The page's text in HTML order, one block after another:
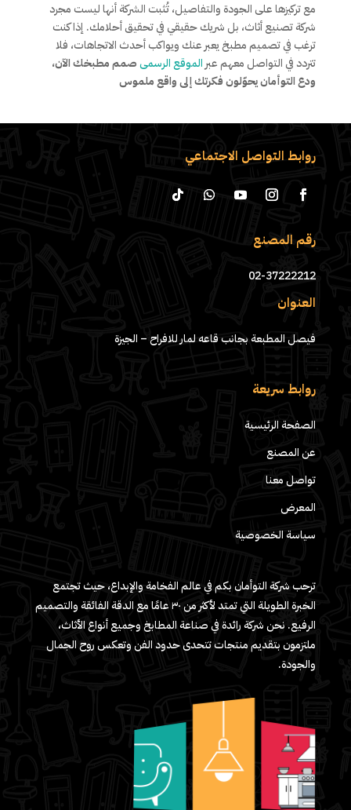
مع تركيزها على الجودة والتفاصيل، تُثبت الشركة أنها ليست مجرد
شركة تصنيع أثاث، بل شريك حقيقي في تحقيق أحلامك. إذا كنت
ترغب في تصميم مطبخ يعبر عنك ويواكب أحدث الاتجاهات، فلا
تتردد في التواصل معهم عبرالموقع الرسمى صمم مطبخك الآن،
ودع التوأمان يحوّلون فكرتك إلى واقع ملموس
روابط التواصل الاجتماعي
رقم المصنع
02-37222212
العنوان
فيصل المطبعة بجانب قاعه لمار للافراح – الجيزة
روابط سريعة
الصفحة الرئيسية
عن المصنع
تواصل معنا
المعرض
سياسة الخصوصية
ترحب شركة التوأمان بكم في عالم الفخامة والإبداع، حيث تجتمع
الخبرة الطويلة التي تمتد لأكثر من ٣٠ عامًا مع الدقة الفائقة والتصميم
الرفيع. نحن شركة رائدة في صناعة المطابخ وجميع أنواع الأثاث،
ملتزمون بتقديم منتجات تتحدى حدود الفن وتعكس روح الجمال
والجودة.